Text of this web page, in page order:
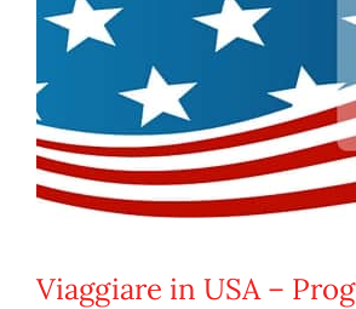
Viaggiare in USA –